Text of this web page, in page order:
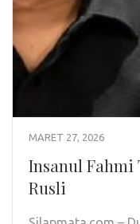
MARET 27, 2026
Insanul Fahmi
Rusli